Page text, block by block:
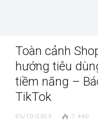
Toàn cảnh
hướng tiêu
tiềm năng –
TikTok
05/10/2023 7.460